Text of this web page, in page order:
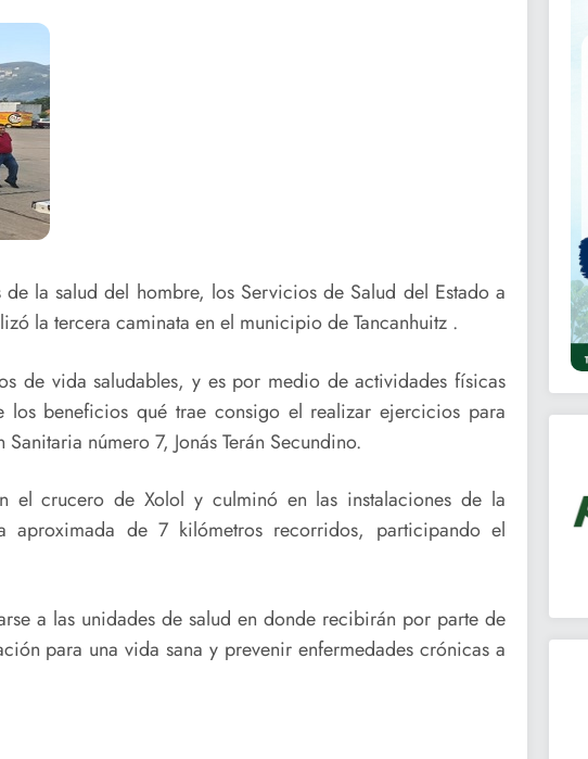
la salud del hombre, los Servicios de Salud del Estado a
la tercera caminata en el municipio de Tancanhuitz .
de vida saludables, y es por medio de actividades físicas
los beneficios qué trae consigo el realizar ejercicios para
número 7, Jonás Terán Secundino.
crucero de Xolol y culminó en las instalaciones de la
aproximada de 7 kilómetros recorridos, participando el
a las unidades de salud en donde recibirán por parte de
para una vida sana y prevenir enfermedades crónicas a